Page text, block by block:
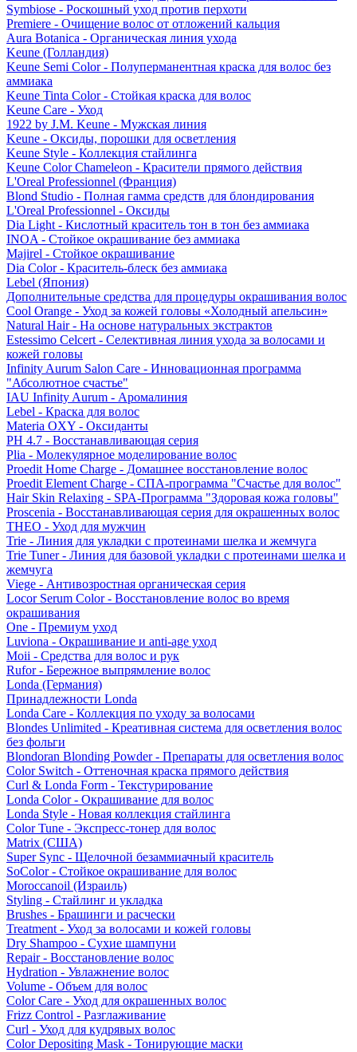
Symbiose - Роскошный уход против перхоти
Premiere - Очищение волос от отложений кальция
Aura Botanica - Органическая линия ухода
Keune (Голландия)
Keune Semi Color - Полуперманентная краска для волос без
аммиака
Keune Tinta Color - Стойкая краска для волос
Keune Care - Уход
1922 by J.M. Keune - Мужская линия
Keune - Оксиды, порошки для осветления
Keune Style - Коллекция стайлинга
Keune Color Chameleon - Красители прямого действия
L'Oreal Professionnel (Франция)
Blond Studio - Полная гамма средств для блондирования
L'Oreal Professionnel - Оксиды
Dia Light - Кислотный краситель тон в тон без аммиака
INOA - Стойкое окрашивание без аммиака
Majirel - Стойкое окрашивание
Dia Color - Краситель-блеск без аммиака
Lebel (Япония)
Дополнительные средства для процедуры окрашивания волос
Cool Orange - Уход за кожей головы «Холодный апельсин»
Natural Hair - На основе натуральных экстрактов
Estessimo Celcert - Селективная линия ухода за волосами и
кожей головы
Infinity Aurum Salon Care - Инновационная программа
"Абсолютное счастье"
IAU Infinity Aurum - Аромалиния
Lebel - Краска для волос
Materia OXY - Оксиданты
PH 4.7 - Восстанавливающая серия
Plia - Молекулярное моделирование волос
Proedit Home Charge - Домашнее восстановление волос
Proedit Element Charge - СПА-программа "Счастье для волос"
Hair Skin Relaxing - SPA-Программа "Здоровая кожа головы"
Proscenia - Восстанавливающая серия для окрашенных волос
THEO - Уход для мужчин
Trie - Линия для укладки с протеинами шелка и жемчуга
Trie Tuner - Линия для базовой укладки с протеинами шелка и
жемчуга
Viege - Антивозростная органическая серия
Locor Serum Color - Восстановление волос во время
окрашивания
One - Премиум уход
Luviona - Окрашивание и anti-age уход
Moii - Средства для волос и рук
Rufor - Бережное выпрямление волос
Londa (Германия)
Принадлежности Londa
Londa Care - Коллекция по уходу за волосами
Blondes Unlimited - Креативная система для осветления волос
без фольги
Blondoran Blonding Powder - Препараты для осветления волос
Color Switch - Оттеночная краска прямого действия
Curl & Londa Form - Текстурирование
Londa Color - Окрашивание для волос
Londa Style - Новая коллекция стайлинга
Color Tune - Экспресс-тонер для волос
Matrix (США)
Super Sync - Щелочной безаммиачный краситель
SoColor - Стойкое окрашивание для волос
Moroccanoil (Израиль)
Styling - Стайлинг и укладка
Brushes - Брашинги и расчески
Treatment - Уход за волосами и кожей головы
Dry Shampoo - Сухие шампуни
Repair - Восстановление волос
Hydration - Увлажнение волос
Volume - Объем для волос
Color Care - Уход для окрашенных волос
Frizz Control - Разглаживание
Curl - Уход для кудрявых волос
Color Depositing Mask - Тонирующие маски